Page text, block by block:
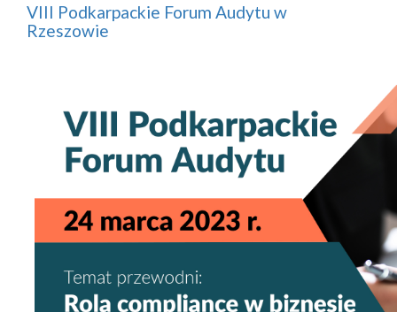
VIII Podkarpackie Forum Audytu w
Rzeszowie